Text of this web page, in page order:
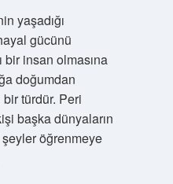
yaşadığı
gücünü
bir insan olmasına
doğumdan
bir türdür. Peri
başka dünyaların
şeyler öğrenmeye